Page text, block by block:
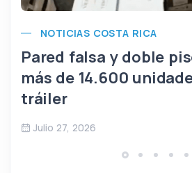
NOTICIAS COSTA RICA
Pared falsa y doble
más de 14.600
tráiler
Julio 27, 2026